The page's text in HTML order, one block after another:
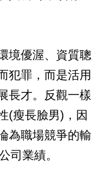
境優渥、資質聰
犯罪，而是活用
長才。反觀一樣
(瘦長臉男) ，因
為職場競爭的輸
司業績。